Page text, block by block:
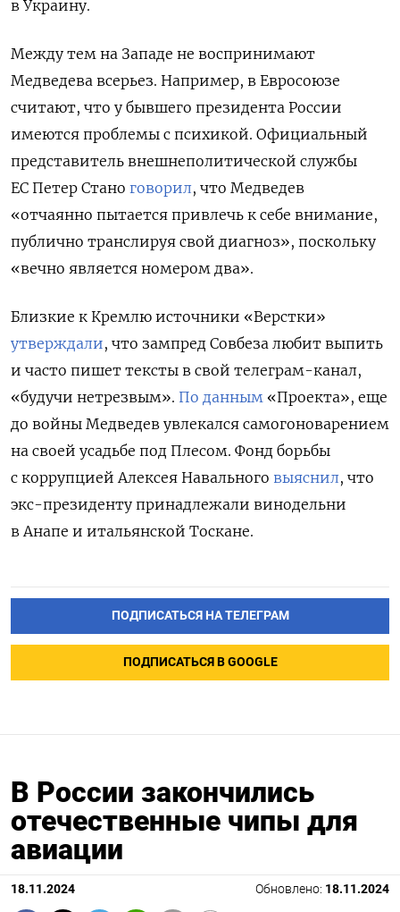
в Украину.
Между тем на Западе не воспринимают
Медведева всерьез. Например, в Евросоюзе
считают, что у бывшего президента России
имеются проблемы с психикой. Официальный
представитель внешнеполитической службы
ЕС Петер Стано говорил, что Медведев
«отчаянно пытается привлечь к себе внимание,
публично транслируя свой диагноз», поскольку
«вечно является номером два».
Близкие к Кремлю источники «Верстки»
утверждали, что зампред Совбеза любит выпить
и часто пишет тексты в свой телеграм-канал,
«будучи нетрезвым». По данным «Проекта», еще
до войны Медведев увлекался самогоноварением
на своей усадьбе под Плесом. Фонд борьбы
с коррупцией Алексея Навального выяснил, что
экс-президенту принадлежали винодельни
в Анапе и итальянской Тоскане.
ПОДПИСАТЬСЯ НА ТЕЛЕГРАМ
ПОДПИСАТЬСЯ В GOOGLE
В России закончились
отечественные чипы для
авиации
18.11.2024 Обновлено: 18.11.2024